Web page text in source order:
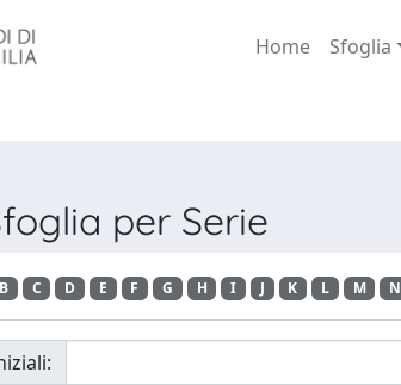
Home Sfoglia
per Serie
B C D E F G H I J K L M N